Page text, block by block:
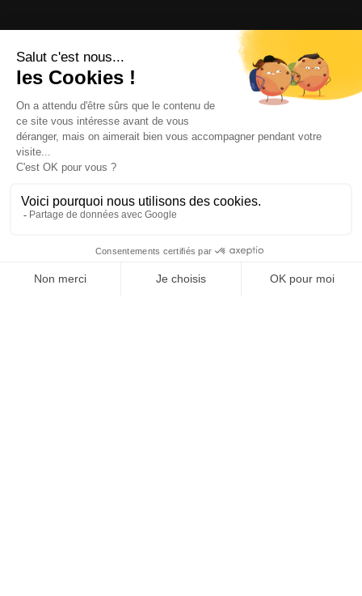
OFFICE DE TOURISME
Boulevard Violet, 66300 Thuir
L’OFFICE DE TOURISME